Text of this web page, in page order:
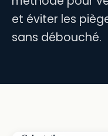
et éviter les
sans débouché.